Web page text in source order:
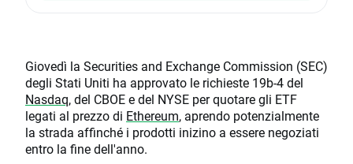
Giovedì la Securities and Exchange Commission (SEC)
degli Stati Uniti ha approvato le richieste 19b-4 del
Nasdaq, del CBOE e del NYSE per quotare gli ETF
legati al prezzo di Ethereum, aprendo potenzialmente
la strada affinché i prodotti inizino a essere negoziati
entro la fine dell'anno.